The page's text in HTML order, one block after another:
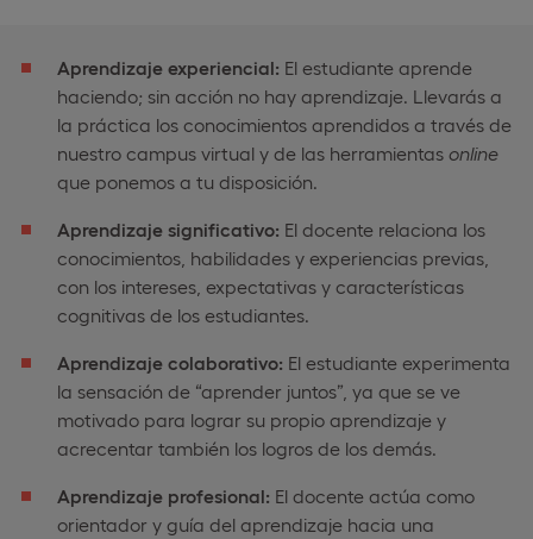
Aprendizaje experiencial: El estudiante aprende
haciendo; sin acción no hay aprendizaje. Llevarás a
la práctica los conocimientos aprendidos a través de
nuestro campus virtual y de las herramientas online
que ponemos a tu disposición.
Aprendizaje significativo: El docente relaciona los
conocimientos, habilidades y experiencias previas,
con los intereses, expectativas y características
cognitivas de los estudiantes.
Aprendizaje colaborativo: El estudiante experimenta
la sensación de “aprender juntos”, ya que se ve
motivado para lograr su propio aprendizaje y
acrecentar también los logros de los demás.
Aprendizaje profesional: El docente actúa como
orientador y guía del aprendizaje hacia una